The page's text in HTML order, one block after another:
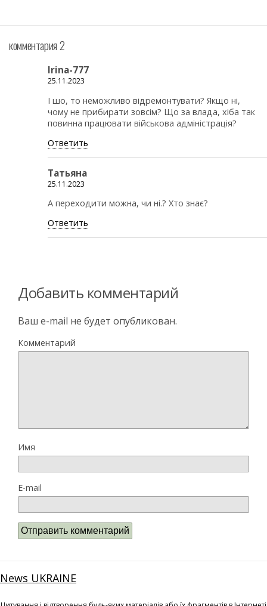
комментария 2
Irina-777
25.11.2023
І шо, то неможливо відремонтувати? Якщо ні,
чому не прибирати зовсім? Що за влада, хіба так
повинна працювати військова адміністрація?
Ответить
Татьяна
25.11.2023
А переходити можна, чи ні.? Хто знає?
Ответить
Добавить комментарий
Ваш e-mail не будет опубликован.
Комментарий
Имя
E-mail
News UKRAINE